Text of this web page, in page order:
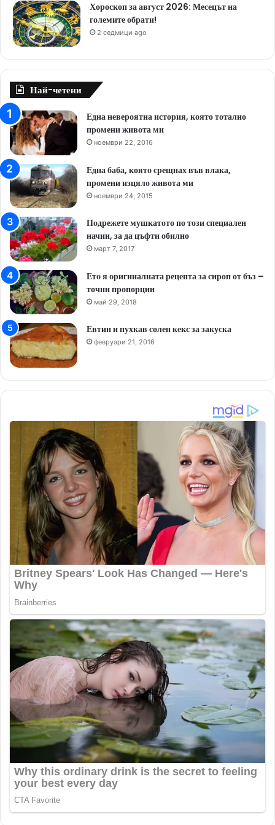
Хороскоп за август 2026: Месецът на
големите обрати!
2 седмици ago
Най-четени
Една невероятна история, която тотално
промени живота ми
ноември 22, 2016
Една баба, която срещнах във влака,
промени изцяло живота ми
ноември 24, 2015
Подрежете мушкатото по този специален
начин, за да цъфти обилно
март 7, 2017
Ето я оригиналната рецепта за сироп от бъз –
точни пропорции
май 29, 2018
Евтин и пухкав солен кекс за закуска
февруари 21, 2016